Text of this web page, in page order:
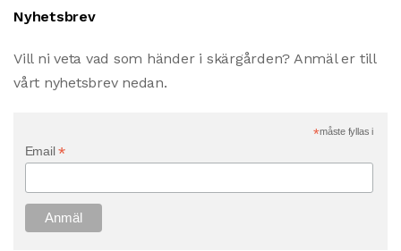
Nyhetsbrev
Vill ni veta vad som händer i skärgården? Anmäl er till
vårt nyhetsbrev nedan.
*måste fyllas i
Email*